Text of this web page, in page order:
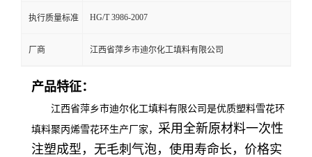
执行质量标准 HG/T 3986-2007
厂商 江西省萍乡市迪尔化工填料有限公司
产品特征：
江西省萍乡市迪尔化工填料有限公司是优质塑料雪花环
填料聚丙烯雪花环生产厂家， 采用全新原材料一次性
注塑成型，无毛刺气泡，使用寿命长，价格实